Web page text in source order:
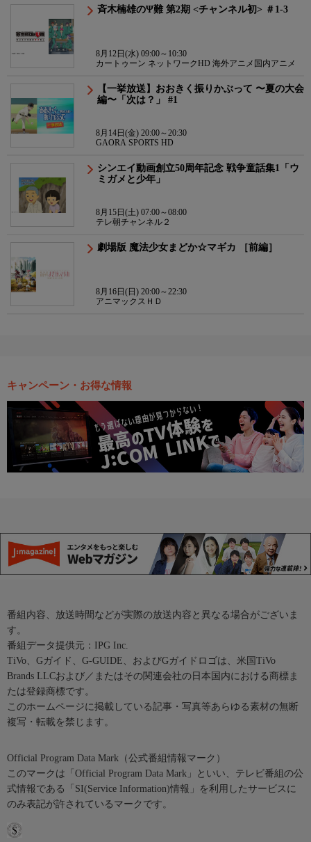
斉木楠雄のΨ難 第2期 <チャンネル初> ＃1-3
8月12日(水) 09:00～10:30
カートゥーン ネットワークHD 海外アニメ国内アニメ
【一挙放送】おおきく振りかぶって 〜夏の大会
編〜「次は？」 #1
8月14日(金) 20:00～20:30
GAORA SPORTS HD
シンエイ動画創立50周年記念 戦争童話集1「ウ
ミガメと少年」
8月15日(土) 07:00～08:00
テレ朝チャンネル２
劇場版 魔法少女まどか☆マギカ ［前編］
8月16日(日) 20:00～22:30
アニマックスＨＤ
キャンペーン・お得な情報
番組内容、放送時間などが実際の放送内容と異なる場合がございま
す。
番組データ提供元：IPG Inc.
TiVo、Gガイド、G-GUIDE、およびGガイドロゴは、米国TiVo
Brands LLCおよび／またはその関連会社の日本国内における商標ま
たは登録商標です。
このホームページに掲載している記事・写真等あらゆる素材の無断
複写・転載を禁じます。
Official Program Data Mark（公式番組情報マーク）
このマークは「Official Program Data Mark」といい、テレビ番組の公
式情報である「SI(Service Information)情報」を利用したサービスに
のみ表記が許されているマークです。